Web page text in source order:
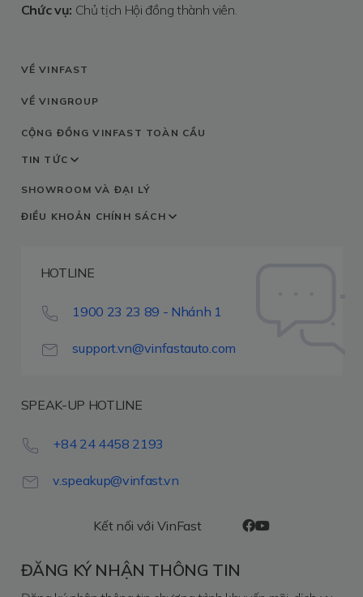
Chức vụ: Chủ tịch Hội đồng thành viên.
VỀ VINFAST
VỀ VINGROUP
CỘNG ĐỒNG VINFAST TOÀN CẦU
TIN TỨC
SHOWROOM VÀ ĐẠI LÝ
ĐIỀU KHOẢN CHÍNH SÁCH
HOTLINE
1900 23 23 89 - Nhánh 1
support.vn@vinfastauto.com
SPEAK-UP HOTLINE
+84 24 4458 2193
v.speakup@vinfast.vn
Kết nối với VinFast
ĐĂNG KÝ NHẬN THÔNG TIN